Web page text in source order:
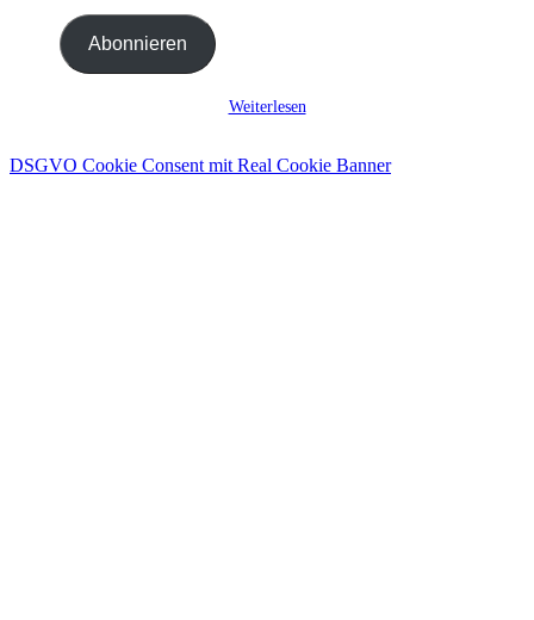
Adresse
ein ... Abonnieren
Weiterlesen
DSGVO Cookie Consent mit Real Cookie Banner